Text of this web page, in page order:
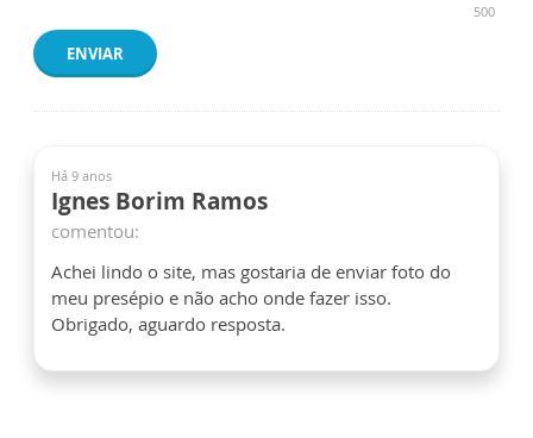
500
ENVIAR
Há 9 anos
Ignes Borim Ramos
comentou:
Achei lindo o site, mas gostaria de enviar foto do
meu presépio e não acho onde fazer isso.
Obrigado, aguardo resposta.